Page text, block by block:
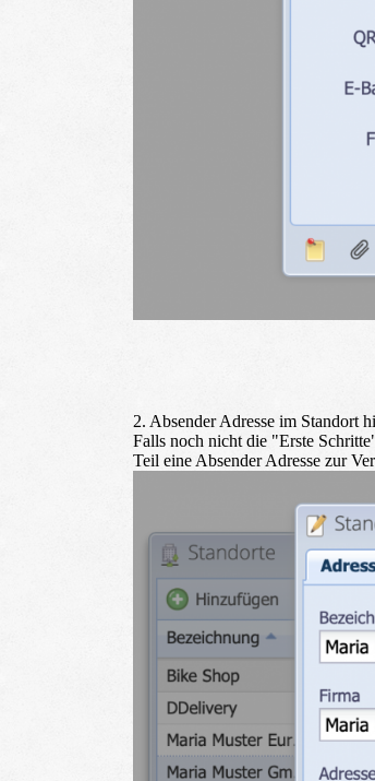
2. Absender Adresse im Standort
Falls noch nicht die "Erste
Teil eine Absender Adresse zur